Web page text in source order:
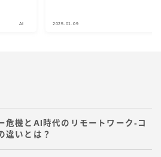
AI 2025.01.09
危機とAI時代のリモートワーク-コ
違いとは？